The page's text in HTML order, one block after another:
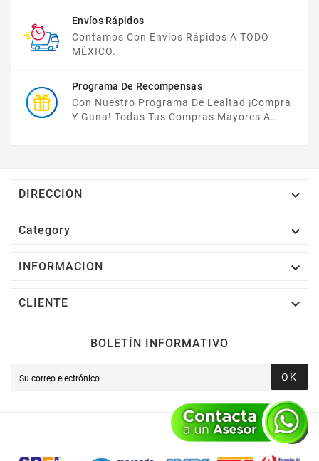
Envíos Rápidos
Contamos Con Envíos Rápidos A TODO
MÉXICO.
Programa De Recompensas
Con Nuestro Programa De Lealtad ¡compra
Y Gana! Todas Tus Compras Mayores A
DIRECCION 
Category 
INFORMACION 
CLIENTE 
BOLETÍN INFORMATIVO
OK